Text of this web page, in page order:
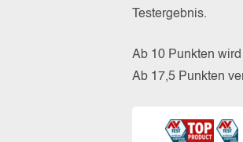
Testergebnis.
Ab 10 Punkten
Ab 17,5 Punkten